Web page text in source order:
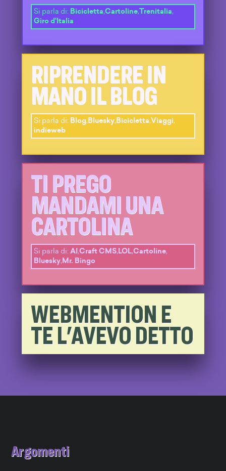
Si parla di: Bicicletta,Cartoline,Trenitalia,
Giro d'Italia
RIPRENDERE IN
MANO IL BLOG
Si parla di: Blog,Bluesky,Bicicletta,Viaggi,
indieweb
TI PREGO
MANDAMI UNA
CARTOLINA
Si parla di: AI ,Craft CMS, LOL,Cartoline,
Bluesky, Mr. Bingo
WEBMENTION E
TE L'AVEVO DETTO
Argomenti